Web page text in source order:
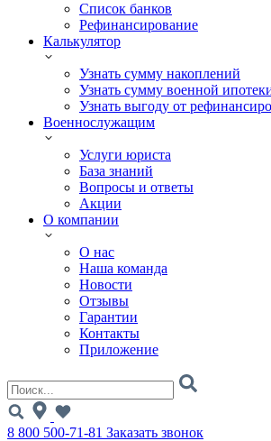
Список банков
Рефинансирование
Калькулятор
Узнать сумму накоплений
Узнать сумму военной
Узнать выгоду от
Военнослужащим
Услуги юриста
База знаний
Вопросы и ответы
Акции
О компании
О нас
Наша команда
Новости
Отзывы
Гарантии
Контакты
Приложение
8 800 500-71-81 Заказать звонок